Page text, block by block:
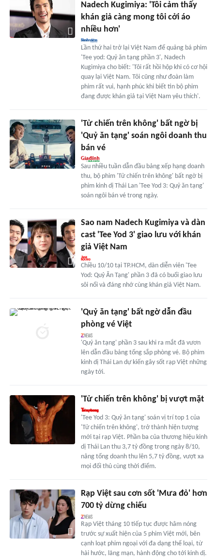
Nadech Kugimiya: 'Tôi cảm thấy
khán giả càng mong tôi cởi áo
nhiều hơn'
Lần thứ hai trở lại Việt Nam để quảng bá phim
'Tee yod: Quỷ ăn tạng phần 3', Nadech
Kugimiya cho biết: 'Tôi rất hồi hộp khi có cơ hội
quay lại Việt Nam. Tôi cũng như đoàn làm
phim rất vui, hạnh phúc khi biết tin bộ phim
đang được khán giả tại Việt Nam yêu thích'.
'Tử chiến trên không' bất ngờ bị
'Quỷ ăn tạng' soán ngôi doanh thu
bán vé
Sau nhiều tuần dẫn đầu bảng xếp hạng doanh
thu, bộ phim 'Tử chiến trên không' bất ngờ bị
phim kinh dị Thái Lan 'Tee Yod 3: Quỷ ăn tạng'
soán ngôi bán vé trong ngày.
Sao nam Nadech Kugimiya và dàn
cast 'Tee Yod 3' giao lưu với khán
giả Việt Nam
Chiều 10/10 tại TP.HCM, dàn diễn viên 'Tee
Yod: Quỷ Ăn Tạng' phần 3 đã có buổi giao lưu
sôi nổi và đáng nhớ cùng khán giả Việt Nam.
'Quỷ ăn tạng' bất ngờ dẫn đầu
phòng vé Việt
'Quỷ ăn tạng' phần 3 sau khi ra mắt đã vươn
lên dẫn đầu bảng tổng sắp phòng vé. Bộ phim
kinh dị Thái Lan dự kiến gây sốt rạp Việt những
ngày tới.
'Tử chiến trên không' bị vượt mặt
'Tee Yod 3: Quỷ ăn tạng' soán vị trí top 1 của
'Tử chiến trên không', trở thành hiện tượng
mới tại rạp Việt. Phần ba của thương hiệu kinh
dị Thái Lan thu 3,7 tỷ đồng trong ngày 8/10,
nâng tổng doanh thu lên 5,7 tỷ đồng, vượt xa
mọi đối thủ cùng thời điểm.
Rạp Việt sau cơn sốt 'Mưa đỏ' hơn
700 tỷ dừng chiếu
Rạp Việt tháng 10 tiếp tục được hâm nóng
trước sự xuất hiện của 5 phim Việt mới, bên
cạnh loạt phim ngoại với đa dạng thể loại, từ
hài hước, lãng mạn, hành động cho tới kinh dị.